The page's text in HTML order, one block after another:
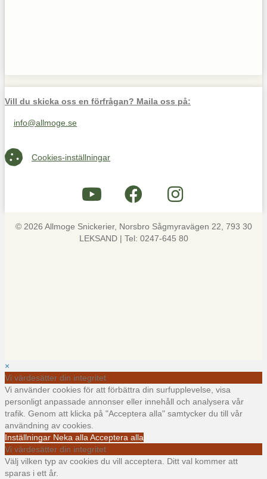
Vill du skicka oss en förfrågan? Maila oss på:
Maila oss på info@allmoge.se
info@allmoge.se
Cookies-inställningar
Cookies-inställningar
© 2026 Allmoge Snickerier, Norsbro Sågmyravägen 22, 793 30
LEKSAND | Tel: 0247-645 80
×
Vi värdesätter din integritet
Vi använder cookies för att förbättra din surfupplevelse, visa
personligt anpassade annonser eller innehåll och analysera vår
trafik. Genom att klicka på "Acceptera alla" samtycker du till vår
användning av cookies.
Inställningar Neka alla Acceptera alla
Vi värdesätter din integritet
Välj vilken typ av cookies du vill acceptera. Ditt val kommer att
sparas i ett år.